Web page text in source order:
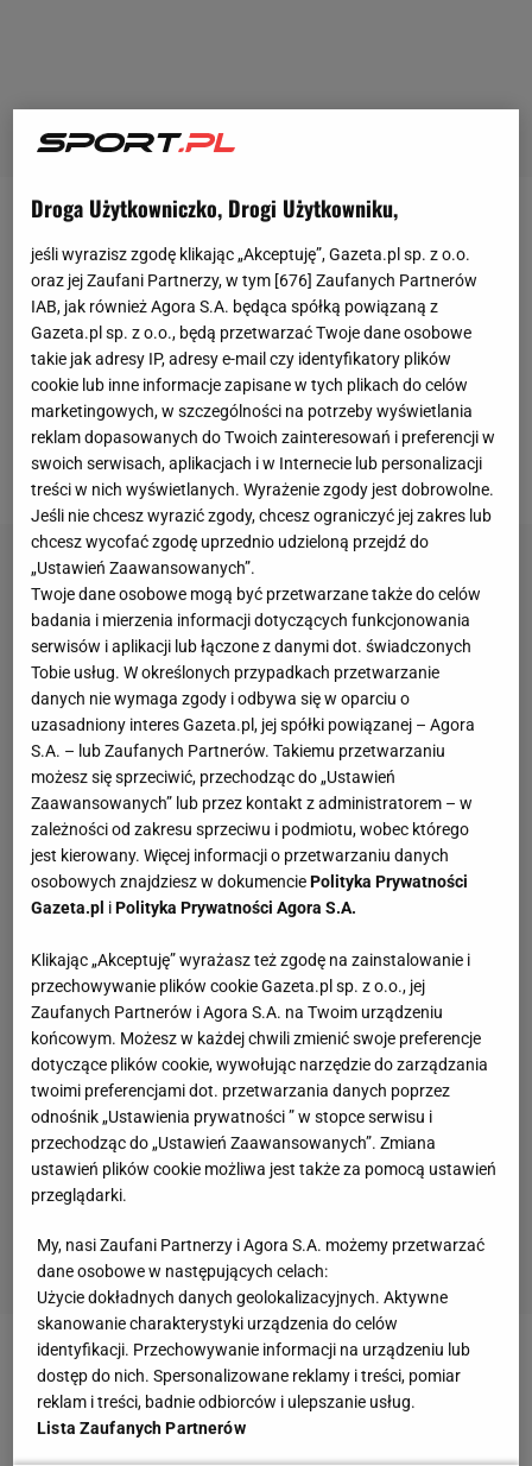
Po wygranej nad Katalończykami 4:0 w Paryżu
wydawało się, że awans PSG do ćwierćfinału jest
jedynie formalnością. Za mistrzami Francji
przemawiało wszystko, włącznie ze statystkami - do
środowego wieczoru każdy zespół w historii
europejskich pucharów, który wygrał pierwsze
spotkanie 4:0, kwalifikował się do kolejnej rundy
rozgrywek.
Niemożliwe stało się jednak możliwe i po fatalnym
występie na Camp Nou paryżanie pożegnali się z
Ligą Mistrzów, tracąc awans w piątej minucie
Droga Użytkowniczko, Drogi Użytkowniku,
jeśli wyrazisz zgodę klikając „Akceptuję”, Gazeta.pl sp. z o.o.
oraz jej Zaufani Partnerzy, w tym [676] Zaufanych Partnerów
IAB, jak również Agora S.A. będąca spółką powiązaną z
Gazeta.pl sp. z o.o., będą przetwarzać Twoje dane osobowe
takie jak adresy IP, adresy e-mail czy identyfikatory plików
cookie lub inne informacje zapisane w tych plikach do celów
marketingowych, w szczególności na potrzeby wyświetlania
reklam dopasowanych do Twoich zainteresowań i preferencji w
swoich serwisach, aplikacjach i w Internecie lub personalizacji
treści w nich wyświetlanych. Wyrażenie zgody jest dobrowolne.
Jeśli nie chcesz wyrazić zgody, chcesz ograniczyć jej zakres lub
chcesz wycofać zgodę uprzednio udzieloną przejdź do
„Ustawień Zaawansowanych”.
Twoje dane osobowe mogą być przetwarzane także do celów
badania i mierzenia informacji dotyczących funkcjonowania
serwisów i aplikacji lub łączone z danymi dot. świadczonych
Tobie usług. W określonych przypadkach przetwarzanie
danych nie wymaga zgody i odbywa się w oparciu o
uzasadniony interes Gazeta.pl, jej spółki powiązanej – Agora
S.A. – lub Zaufanych Partnerów. Takiemu przetwarzaniu
możesz się sprzeciwić, przechodząc do „Ustawień
Zaawansowanych” lub przez kontakt z administratorem – w
zależności od zakresu sprzeciwu i podmiotu, wobec którego
jest kierowany. Więcej informacji o przetwarzaniu danych
osobowych znajdziesz w dokumenciePolityka Prywatności
Gazeta.pl iPolityka Prywatności Agora S.A.
Klikając „Akceptuję” wyrażasz też zgodę na zainstalowanie i
przechowywanie plików cookie Gazeta.pl sp. z o.o., jej
Zaufanych Partnerów i Agora S.A. na Twoim urządzeniu
końcowym. Możesz w każdej chwili zmienić swoje preferencje
dotyczące plików cookie, wywołując narzędzie do zarządzania
twoimi preferencjami dot. przetwarzania danych poprzez
odnośnik „Ustawienia prywatności ” w stopce serwisu i
przechodząc do „Ustawień Zaawansowanych”. Zmiana
ustawień plików cookie możliwa jest także za pomocą ustawień
przeglądarki.
My, nasi Zaufani Partnerzy i Agora S.A. możemy przetwarzać
dane osobowe w następujących celach:
Użycie dokładnych danych geolokalizacyjnych. Aktywne
skanowanie charakterystyki urządzenia do celów
identyfikacji. Przechowywanie informacji na urządzeniu lub
dostęp do nich. Spersonalizowane reklamy i treści, pomiar
reklam i treści, badnie odbiorców i ulepszanie usług.
Lista Zaufanych Partnerów